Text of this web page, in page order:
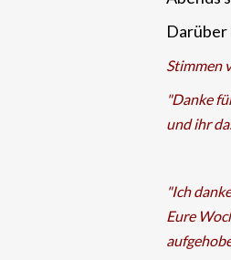
Darüber
Stimmen
"Danke
und ihr
"Ich
Eure